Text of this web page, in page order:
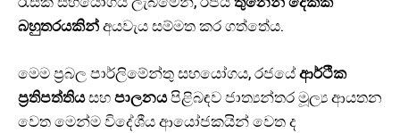
බහුතරයකින්අයවැය සම්මත කර ගත්තේය.
මෙම ප්‍රබල පාර්ලිමේන්තු සහයෝගය, රජයේආර්ථික
ප්‍රතිපත්තියසහපාලනයපිළිබඳව ජාත්‍යන්තර මූල්‍ය ආයතන
වෙත මෙන්ම විදේශීය ආයෝජකයින් වෙත ද